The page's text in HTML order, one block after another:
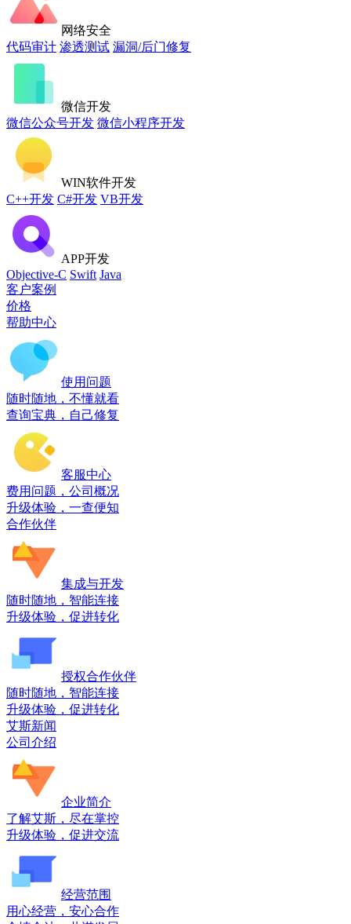
网络安全
代码审计 渗透测试 漏洞/后门修复
微信开发
微信公众号开发 微信小程序开发
WIN软件开发
C++开发 C#开发 VB开发
APP开发
Objective-C Swift Java
客户案例
价格
帮助中心
使用问题
随时随地，不懂就看
查询宝典，自己修复
客服中心
费用问题，公司概况
升级体验，一查便知
合作伙伴
集成与开发
随时随地，智能连接
升级体验，促进转化
授权合作伙伴
随时随地，智能连接
升级体验，促进转化
艾斯新闻
公司介绍
企业简介
了解艾斯，尽在掌控
升级体验，促进交流
经营范围
用心经营，安心合作